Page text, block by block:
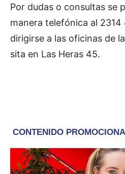
Por dudas o consultas se
manera telefónica al
dirigirse a las oficinas de
sita en Las Heras 45.